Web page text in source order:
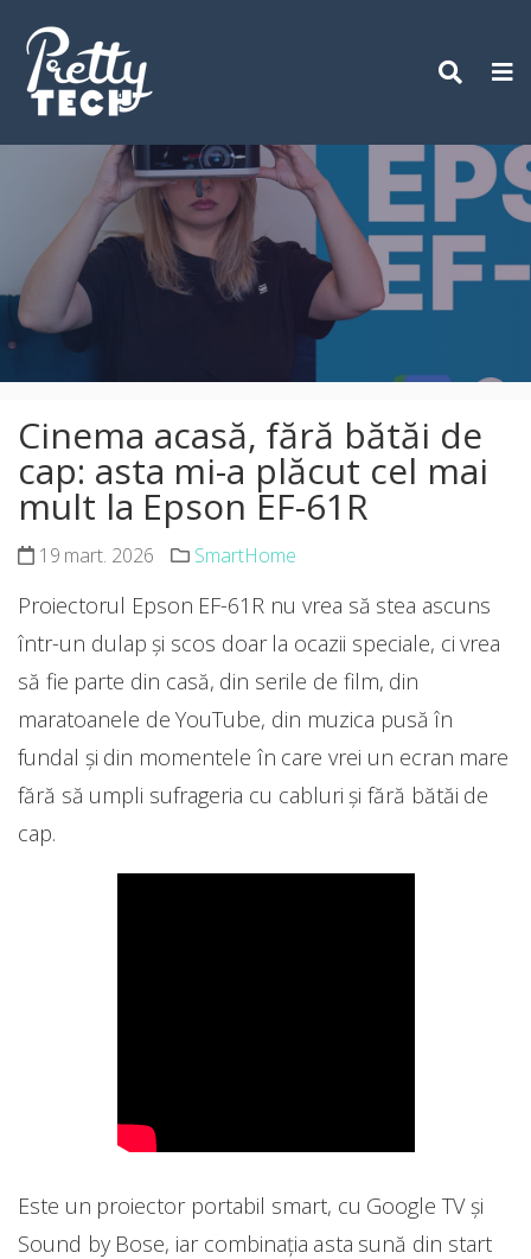
content
Cinema acasă, fără bătăi de
cap: asta mi-a plăcut cel mai
mult la Epson EF-61R
19 mart. 2026 SmartHome
Proiectorul Epson EF-61R nu vrea să stea ascuns
într-un dulap și scos doar la ocazii speciale, ci vrea
să fie parte din casă, din serile de film, din
maratoanele de YouTube, din muzica pusă în
fundal și din momentele în care vrei un ecran mare
fără să umpli sufrageria cu cabluri și fără bătăi de
cap.
Este un proiector portabil smart, cu Google TV și
Sound by Bose, iar combinația asta sună din start